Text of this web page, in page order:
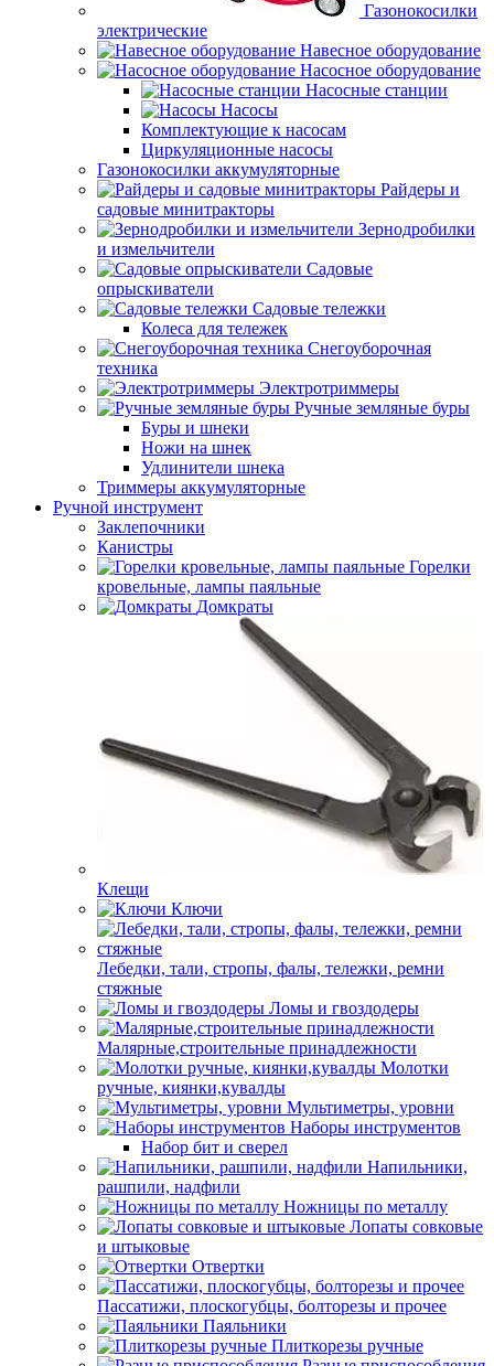
Газонокосилки
электрические
Навесное оборудование
Насосное оборудование
Насосные станции
Насосы
Комплектующие к насосам
Циркуляционные насосы
Газонокосилки аккумуляторные
Райдеры и
садовые минитракторы
Зернодробилки
и измельчители
Садовые
опрыскиватели
Садовые тележки
Колеса для тележек
Снегоуборочная
техника
Электротриммеры
Ручные земляные буры
Буры и шнеки
Ножи на шнек
Удлинители шнека
Триммеры аккумуляторные
Ручной инструмент
Заклепочники
Канистры
Горелки
кровельные, лампы паяльные
Домкраты
Клещи
Ключи
Лебедки, тали, стропы, фалы, тележки, ремни
стяжные
Ломы и гвоздодеры
Малярные,строительные принадлежности
Молотки
ручные, киянки,кувалды
Мультиметры, уровни
Наборы инструментов
Набор бит и сверел
Напильники,
рашпили, надфили
Ножницы по металлу
Лопаты совковые
и штыковые
Отвертки
Пассатижи, плоскогубцы, болторезы и прочее
Паяльники
Плиткорезы ручные